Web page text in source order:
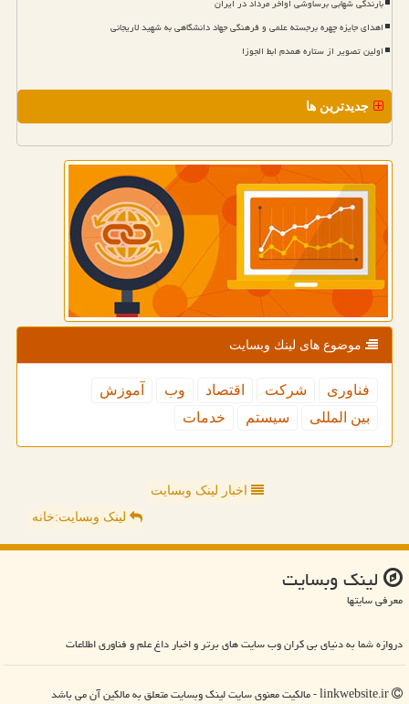
بارندگی شهابی برساوشی اواخر مرداد در ایران
اهدای جایزه چهره برجسته علمی و فرهنگی جهاد دانشگاهی به شهید لاریجانی
اولین تصویر از ستاره همدم ابط الجوزا
جدیدترین ها
موضوع های لینك وبسایت
فناوری شركت اقتصاد وب
آموزش
بین المللی
سیستم خدمات
اخبار لینک وبسایت
لینک وبسایت:خانه
لینك وبسایت
معرفی سایتها
دروازه شما به دنیای بی کران وب سایت های برتر و اخبار داغ علم و فناوری اطلاعات